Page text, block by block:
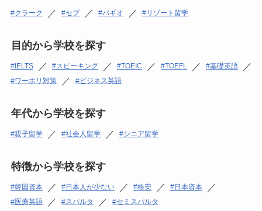
クラーク ／ セブ ／ バギオ ／ リゾート留学
目的から学校を探す
IELTS ／ スピーキング ／ TOEIC ／ TOEFL ／ 基礎英語 ／
ワーホリ対策 ／ ビジネス英語
年代から学校を探す
親子留学 ／ 社会人留学 ／ シニア留学
特徴から学校を探す
韓国資本 ／ 日本人が少ない ／ 格安 ／ 日本資本 ／
医療英語 ／ スパルタ ／ セミスパルタ